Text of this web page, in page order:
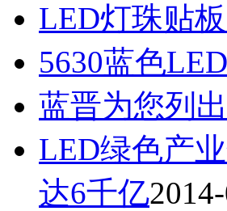
LED灯珠贴
5630蓝色
蓝晋为您列
LED绿色产
达6千亿